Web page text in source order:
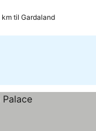
km til Gardaland